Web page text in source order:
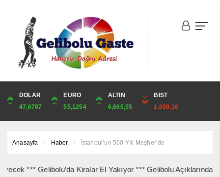
DOLAR
47,6787
EURO
55,1254
ALTIN
6,660,55
BIST
1.690,16
ONS
4,341,81
ALTIN
6,660,55
ÇEYREK
10,889,99
CUMHURİYET
44,829,00
Anasayfa Haber İstanbul’un 500 Yılı Meşher’de
Kiralar El Yakıyor *** Gelibolu Açıklarında Gemi